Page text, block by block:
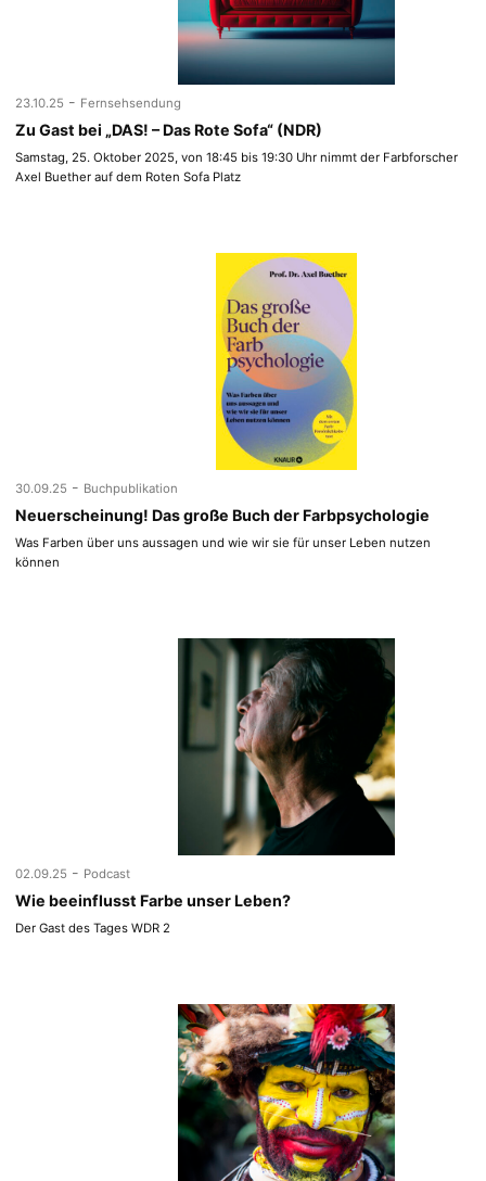
23.10.25 - Fernsehsendung
Zu Gast bei „DAS! – Das Rote Sofa“ (NDR)
Samstag, 25. Oktober 2025, von 18:45 bis 19:30 Uhr nimmt der Farbforscher
Axel Buether auf dem Roten Sofa Platz
30.09.25 - Buchpublikation
Neuerscheinung! Das große Buch der Farbpsychologie
Was Farben über uns aussagen und wie wir sie für unser Leben nutzen
können
02.09.25 - Podcast
Wie beeinflusst Farbe unser Leben?
Der Gast des Tages WDR 2